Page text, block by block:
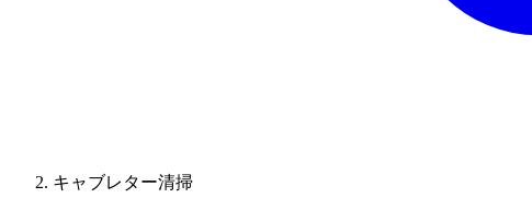
キャブレター清掃